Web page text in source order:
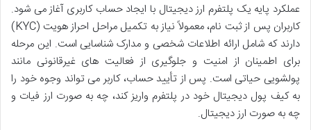
عملکرد پایه یک پلتفرم ارز دیجیتال با ایجاد حساب کاربری آغاز می شود.
کاربران پس از ثبت نام، معمولاً نیاز به تکمیل مراحل احراز هویت (KYC)
دارند که شامل ارائه اطلاعات شخصی و مدارک شناسایی است. این مرحله
برای اطمینان از امنیت و جلوگیری از فعالیت های غیرقانونی مانند
پولشویی حیاتی است. پس از تأیید حساب، کاربر می تواند وجوه خود را
به کیف پول دیجیتال خود در پلتفرم واریز کند، چه به صورت ارز فیات و
چه به صورت ارز دیجیتال.